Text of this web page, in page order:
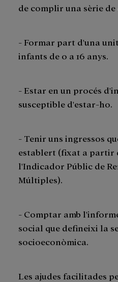
de complir una sèrie
- Formar part d'una
infants de 0 a 16 anys.
- Estar en un procés
susceptible d'estar-ho.
- Tenir uns ingressos
establert (fixat a partir
l'Indicador Públic de
Múltiples).
- Comptar amb
social que defineixi la
socioeconòmica.
Les ajudes facilitades